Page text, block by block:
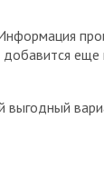
выгодный